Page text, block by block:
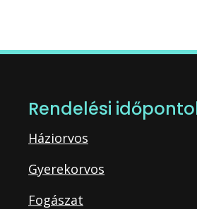
Rendelési
Háziorvos
Gyerekorvos
Fogászat